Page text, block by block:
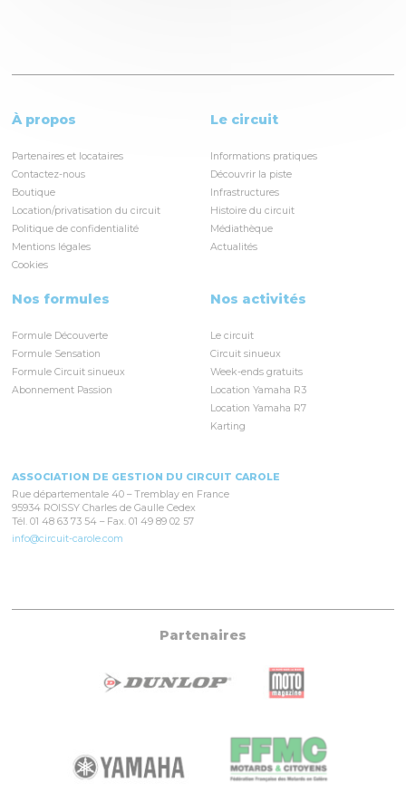
À propos
Partenaires et locataires
Contactez-nous
Boutique
Location/privatisation du circuit
Politique de confidentialité
Mentions légales
Cookies
Le circuit
Informations pratiques
Découvrir la piste
Infrastructures
Histoire du circuit
Médiathèque
Actualités
Nos formules
Formule Découverte
Formule Sensation
Formule Circuit sinueux
Abonnement Passion
Nos activités
Le circuit
Circuit sinueux
Week-ends gratuits
Location Yamaha R3
Location Yamaha R7
Karting
ASSOCIATION DE GESTION DU CIRCUIT CAROLE
Rue départementale 40 – Tremblay en France
95934 ROISSY Charles de Gaulle Cedex
Tél. 01 48 63 73 54 – Fax. 01 49 89 02 57
info@circuit-carole.com
Partenaires